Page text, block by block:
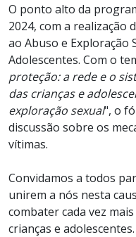
O ponto alto da
2024, com a realização
ao Abuso e Exploração
Adolescentes. Com o
proteção: a rede e o
das crianças e
exploração sexual", o
discussão sobre os
vítimas.
Convidamos a todos
unirem a nós nesta
combater cada vez
crianças e